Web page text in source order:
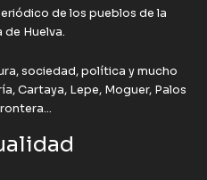
de los pueblos de la
de Huelva.
sociedad, política y mucho
Cartaya, Lepe, Moguer, Palos